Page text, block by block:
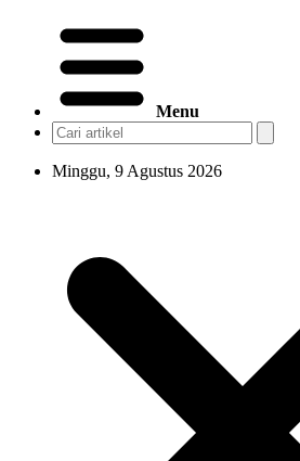
Menu
Minggu, 9 Agustus 2026